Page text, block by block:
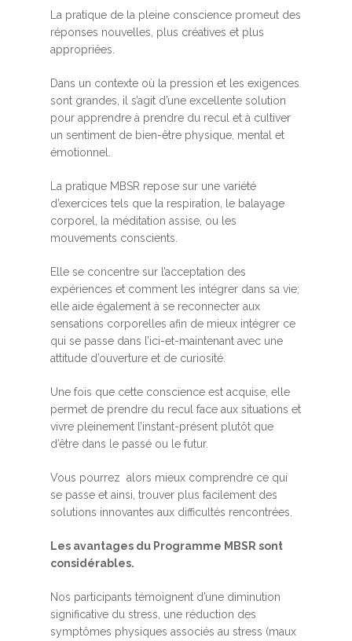
La pratique de la pleine conscience promeut des
réponses nouvelles, plus créatives et plus
appropriées.
Dans un contexte où la pression et les exigences
sont grandes, il s’agit d’une excellente solution
pour apprendre à prendre du recul et à cultiver
un sentiment de bien-être physique, mental et
émotionnel.
La pratique MBSR repose sur une variété
d’exercices tels que la respiration, le balayage
corporel, la méditation assise, ou les
mouvements conscients.
Elle se concentre sur l’acceptation des
expériences et comment les intégrer dans sa vie;
elle aide également à se reconnecter aux
sensations corporelles afin de mieux intégrer ce
qui se passe dans l’ici-et-maintenant avec une
attitude d’ouverture et de curiosité.
Une fois que cette conscience est acquise, elle
permet de prendre du recul face aux situations et
vivre pleinement l’instant-présent plutôt que
d’être dans le passé ou le futur.
Vous pourrez alors mieux comprendre ce qui
se passe et ainsi, trouver plus facilement des
solutions innovantes aux difficultés rencontrées.
Les avantages du Programme MBSR sont
considérables.
Nos participants témoignent d’une diminution
significative du stress, une réduction des
symptômes physiques associés au stress (maux